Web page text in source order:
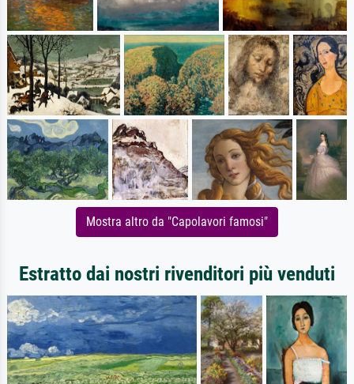
Mostra altro da "Capolavori famosi"
Estratto dai nostri rivenditori più venduti